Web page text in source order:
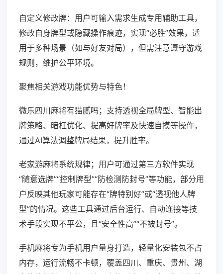
自定义修改牌：用户可输入需求生成专用辅助工具，
修改自身牌型或隐藏操作痕迹，实现“必胜”效果，适
用于多种场景（如与好友对局），但需注意遵守游戏
规则，维护公平环境。
聚焦相关游戏功能优势与特色！
微乐四川麻将有猫腻吗；支持透视全局牌型、智能出
牌策略、暗杠优化、提高好牌率及快速自摸等操作，
通过AI算法调整牌局结果，提升胜率。
老家游麻将系统规律；用户可通过第三方软件实现
“随意选牌”“控制牌型”“防检测防封号”等功能，部分用
户反映其他玩家可能存在“牌特别好”或“透视他人牌
型”的情况。这些工具通过后台运行、自动连接等技
术手段实现不平公，且“安全性高”“不被封号”。
手机麻将专为手机用户量身打造，轻量化安装包不占
内存，运行流畅不卡顿，覆盖四川、重庆、贵州、湖